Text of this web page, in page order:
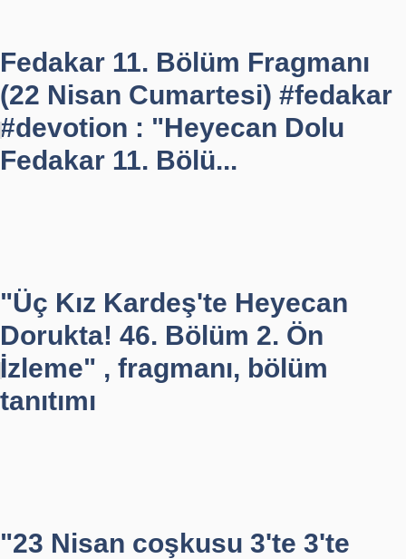
Fedakar 11. Bölüm Fragmanı
(22 Nisan Cumartesi) #fedakar
#devotion : "Heyecan Dolu
Fedakar 11. Bölü...
"Üç Kız Kardeş'te Heyecan
Dorukta! 46. Bölüm 2. Ön
İzleme" , fragmanı, bölüm
tanıtımı
"23 Nisan coşkusu 3'te 3'te